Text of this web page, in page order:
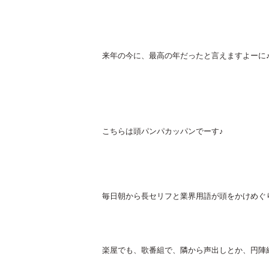
来年の今に、最高の年だったと言えますよーに♪
こちらは頭パンパカッパンでーす♪
毎日朝から長セリフと業界用語が頭をかけめぐ
楽屋でも、歌番組で、隣から声出しとか、円陣